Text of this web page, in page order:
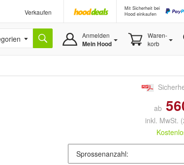
Verkaufen
Mit Sicherheit bei
Hood einkaufen
Anmelden
Mein Hood
Waren-
korb
ab
inkl. MwSt.